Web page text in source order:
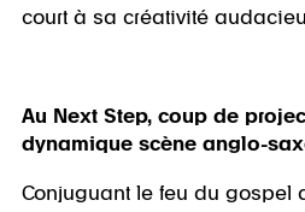
court à sa créativité
Au Next Step, coup de
dynamique scène anglo-
Conjuguant le feu du gospel